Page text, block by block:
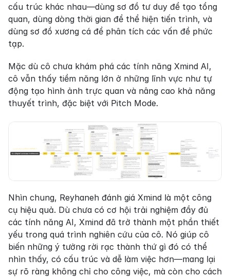
cấu trúc khác nhau—dùng sơ đồ tư duy để tạo tổng
quan, dùng dòng thời gian để thể hiện tiến trình, và
dùng sơ đồ xương cá để phân tích các vấn đề phức
tạp.
Mặc dù cô chưa khám phá các tính năng Xmind AI,
cô vẫn thấy tiềm năng lớn ở những lĩnh vực như tự
động tạo hình ảnh trực quan và nâng cao khả năng
thuyết trình, đặc biệt với Pitch Mode.
Nhìn chung, Reyhaneh đánh giá Xmind là một công
cụ hiệu quả. Dù chưa có cơ hội trải nghiệm đầy đủ
các tính năng AI, Xmind đã trở thành một phần thiết
yếu trong quá trình nghiên cứu của cô. Nó giúp cô
biến những ý tưởng rời rạc thành thứ gì đó có thể
nhìn thấy, có cấu trúc và dễ làm việc hơn—mang lại
sự rõ ràng không chỉ cho công việc, mà còn cho cách